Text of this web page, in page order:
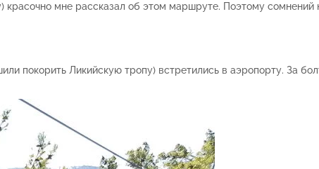
мне рассказал об этом маршруте. Поэтому сомнений
покорить Ликийскую тропу) встретились в аэропорту. За